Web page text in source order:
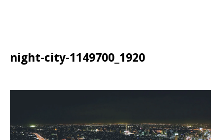
night-city-1149700_1920